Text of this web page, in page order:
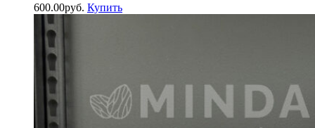
600.00руб. Купить